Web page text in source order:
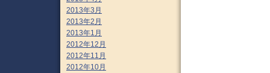
2013年3月
2013年2月
2013年1月
2012年12月
2012年11月
2012年10月